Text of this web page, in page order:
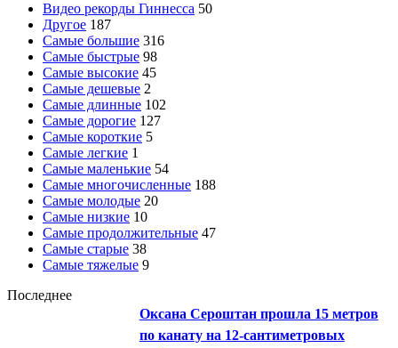
Видео рекорды Гиннесса 50
Другое 187
Самые большие 316
Самые быстрые 98
Самые высокие 45
Самые дешевые 2
Самые длинные 102
Самые дорогие 127
Самые короткие 5
Самые легкие 1
Самые маленькие 54
Самые многочисленные 188
Самые молодые 20
Самые низкие 10
Самые продолжительные 47
Самые старые 38
Самые тяжелые 9
Последнее
Оксана Сероштан прошла 15 метров
по канату на 12-сантиметровых